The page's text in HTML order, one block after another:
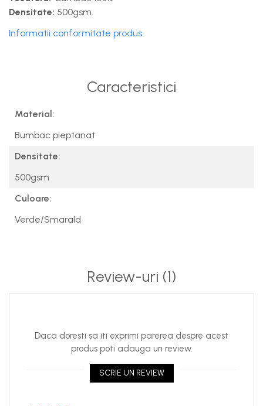
Densitate: 500gsm.
Informatii conformitate produs
Caracteristici
Material:
Bumbac pieptanat
Densitate:
500gsm
Culoare:
Verde/Smarald
Review-uri (1)
Daca doresti sa iti exprimi parerea despre acest
produs poti adauga un review.
SCRIE UN REVIEW